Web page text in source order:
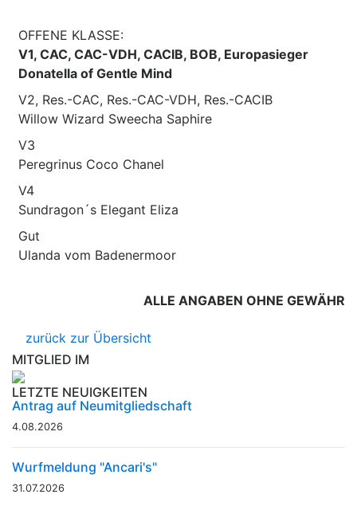
OFFENE KLASSE:
V1, CAC, CAC-VDH, CACIB, BOB, Europasieger
Donatella of Gentle Mind
V2, Res.-CAC, Res.-CAC-VDH, Res.-CACIB
Willow Wizard Sweecha Saphire
V3
Peregrinus Coco Chanel
V4
Sundragon´s Elegant Eliza
Gut
Ulanda vom Badenermoor
ALLE ANGABEN OHNE GEWÄHR
zurück zur Übersicht
MITGLIED IM
LETZTE NEUIGKEITEN
Antrag auf Neumitgliedschaft
4.08.2026
Wurfmeldung "Ancari's"
31.07.2026